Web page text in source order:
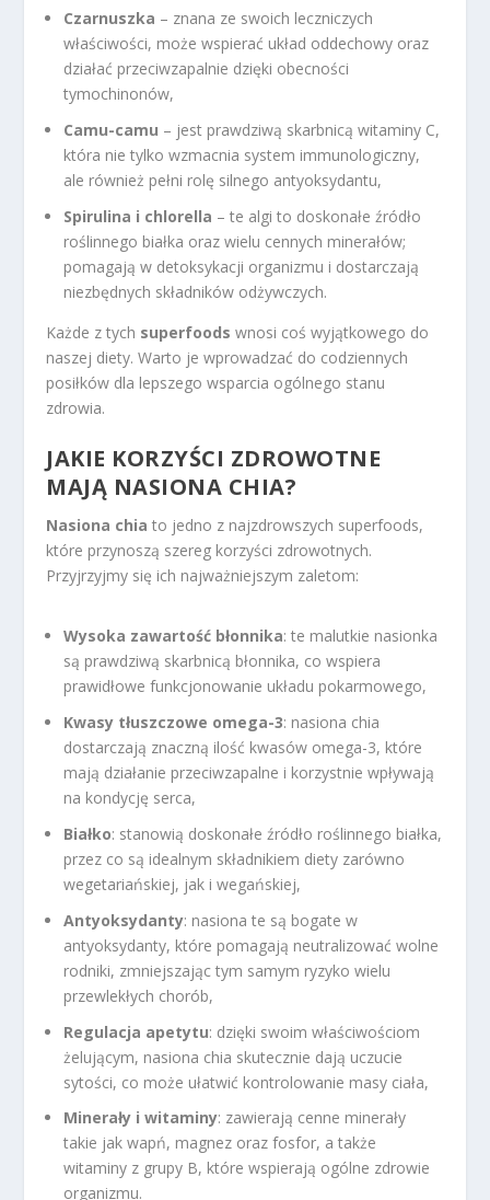
Czarnuszka – znana ze swoich leczniczych
właściwości, może wspierać układ oddechowy oraz
działać przeciwzapalnie dzięki obecności
tymochinonów,
Camu-camu – jest prawdziwą skarbnicą witaminy C,
która nie tylko wzmacnia system immunologiczny,
ale również pełni rolę silnego antyoksydantu,
Spirulina i chlorella – te algi to doskonałe źródło
roślinnego białka oraz wielu cennych minerałów;
pomagają w detoksykacji organizmu i dostarczają
niezbędnych składników odżywczych.
Każde z tych superfoods wnosi coś wyjątkowego do
naszej diety. Warto je wprowadzać do codziennych
posiłków dla lepszego wsparcia ogólnego stanu
zdrowia.
JAKIE KORZYŚCI ZDROWOTNE
MAJĄ NASIONA CHIA?
Nasiona chia to jedno z najzdrowszych superfoods,
które przynoszą szereg korzyści zdrowotnych.
Przyjrzyjmy się ich najważniejszym zaletom:
Wysoka zawartość błonnika: te malutkie nasionka
są prawdziwą skarbnicą błonnika, co wspiera
prawidłowe funkcjonowanie układu pokarmowego,
Kwasy tłuszczowe omega-3: nasiona chia
dostarczają znaczną ilość kwasów omega-3, które
mają działanie przeciwzapalne i korzystnie wpływają
na kondycję serca,
Białko: stanowią doskonałe źródło roślinnego białka,
przez co są idealnym składnikiem diety zarówno
wegetariańskiej, jak i wegańskiej,
Antyoksydanty: nasiona te są bogate w
antyoksydanty, które pomagają neutralizować wolne
rodniki, zmniejszając tym samym ryzyko wielu
przewlekłych chorób,
Regulacja apetytu: dzięki swoim właściwościom
żelującym, nasiona chia skutecznie dają uczucie
sytości, co może ułatwić kontrolowanie masy ciała,
Minerały i witaminy: zawierają cenne minerały
takie jak wapń, magnez oraz fosfor, a także
witaminy z grupy B, które wspierają ogólne zdrowie
organizmu.